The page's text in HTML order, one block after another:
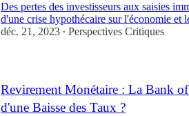
Des pertes des investisseurs aux saisies
d'une crise hypothécaire sur l'économie et
déc. 21, 2023 • Perspectives Critiques
Revirement Monétaire : La Bank
d'une Baisse des Taux ?